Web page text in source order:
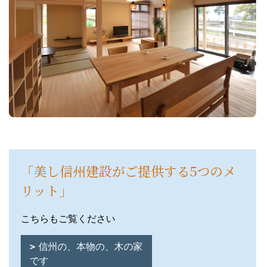
「美し信州建設がご提供する5つのメ
リット」
こちらもご覧ください
信州の、本物の、木の家
です